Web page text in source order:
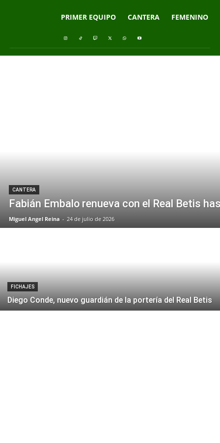
PRIMER EQUIPO CANTERA FEMENINO
CANTERA
Fabián Embalo renueva con el Real Betis
Miguel Angel Reina - 24 de julio de 2026
FICHAJES
Diego Conde, nuevo guardián de la portería del Real Betis